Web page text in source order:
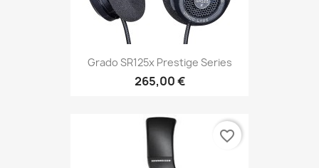
Grado SR125x Prestige Series
265,00 €
favorite_border